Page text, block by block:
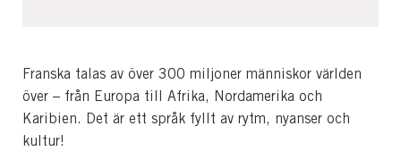
Franska talas av över 300 miljoner människor världen
över – från Europa till Afrika, Nordamerika och
Karibien. Det är ett språk fyllt av rytm, nyanser och
kultur!